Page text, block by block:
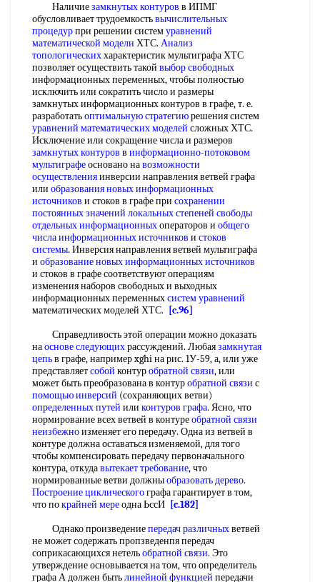
Наличиезамкнутых контуров в ИПМГ
обусловливает трудоемкостьвычислительных
процедурпри решении системуравнений
математической модели ХТС. Анализ
топологическиххарактеристик мультиграфа ХТС
позволяет осуществить такой выбор свободных
информационных переменных, чтобы полностью
исключить или сократить число и размеры
замкнутых информационных контуров в графе, т. е.
разработатьоптимальную стратегиюрешения систем
уравнений математических моделей сложных ХТС.
Исключение или сокращение числа и размеров
замкнутых контуров в информационно-потоковом
мультиграфеосновано навозможности
осуществленияинверсии направления ветвей графа
или образования новыхинформационных
источников и стоков в графе при сохранении
постоянныхзначений локальныхстепеней свободы
отдельных информационныхоператоров и общего
числаинформационных источников и стоков
системы. Инверсия направления ветвей мультиграфа
и образование новыхинформационных источников
и стоков в графе соответствуют операциям
изменения наборов свободных и выходных
информационных переменныхсистем уравнений
математических моделей ХТС.
[c.96]
Справедливость этой операции можно доказать
наоснове следующихрассуждений. Любаязамкнутая
цепьв графе, например xghi на рис. 1У-59, а, или уже
представляетсобой контуробратной связи, или
может быть преобразована в контуробратной связи с
помощью инверсий (сохраняющих ветви)
определенных путей или контуров графа. Ясно, что
нормирование всех ветвей в контуреобратной связи
неизбежноизменяет его передачу. Одна из ветвей в
контуре должна оставаться изменяемой, для того
чтобы компенсировать передачу первоначального
контура, откудавытекает требование, что
нормированные ветви должныобразовать дерево.
Построение циклическогографа гарантирует в том,
что покрайней мереодна ЬссИ [c.182]
Однако произведениепередач различныхветвей
не может содержать пропзведенпя передач
соприкасающихся нетельобратной связи. Это
утверждение основывается на том, что определитель
графа А должен бытьлинейной функцией передачи